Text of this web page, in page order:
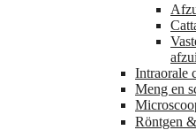
Intraorale
Meng en
Röntgen